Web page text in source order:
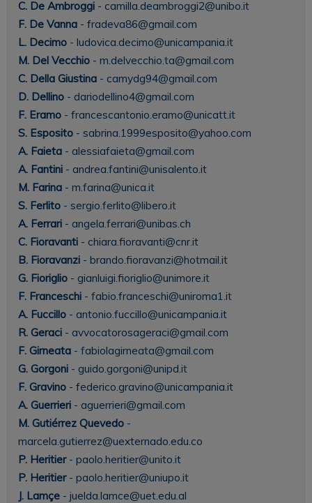
C. De Ambroggi - camilla.deambroggi2@unibo.it
F. De Vanna - fradeva86@gmail.com
L. Decimo - ludovica.decimo@unicampania.it
M. Del Vecchio - m.delvecchio.ta@gmail.com
C. Della Giustina - camydg94@gmail.com
D. Dellino - dariodellino4@gmail.com
F. Eramo - francescantonio.eramo@unicatt.it
S. Esposito - sabrina.1999esposito@yahoo.com
A. Faieta - alessiafaieta@gmail.com
A. Fantini - andrea.fantini@unisalento.it
M. Farina - m.farina@unica.it
S. Ferlito - sergio.ferlito@libero.it
A. Ferrari - angela.ferrari@unibas.ch
C. Fioravanti - chiara.fioravanti@cnr.it
B. Fioravanzi - brando.fioravanzi@hotmail.it
G. Fioriglio - gianluigi.fioriglio@unimore.it
F. Franceschi - fabio.franceschi@uniroma1.it
A. Fuccillo - antonio.fuccillo@unicampania.it
R. Geraci - avvocatorosageraci@gmail.com
F. Girneata - fabiolagirneata@gmail.com
G. Gorgoni - guido.gorgoni@unipd.it
F. Gravino - federico.gravino@unicampania.it
A. Guerrieri - aguerrieri@gmail.com
M. Gutiérrez Quevedo -
marcela.gutierrez@uexternado.edu.co
P. Heritier- paolo.heritier@unito.it
P. Heritier- paolo.heritier@uniupo.it
J. Lamçe - juelda.lamce@uet.edu.al